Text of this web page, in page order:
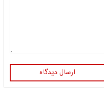
ارسال دیدگاه